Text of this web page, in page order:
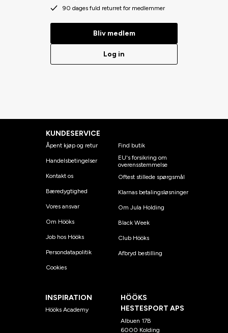
90 dages fuld returret for medlemmer
Bliv medlem
Log in
KUNDESERVICE
Åpent kjøp og retur
Handelsbetingelser
Kontakt os
Bæredygtighed
Vores ansvar
Om Hööks
Job hos Hööks
Persondatapolitik
Cookies
Find butik
EU's forsikring om
overensstemmelse
Oftest stillede spørgsmål
Klarnas betalingsløsninger
Om Jula Holding
Black Week
Club Hööks
Afbryd bestilling
INSPIRATION
Hööks Academy
HÖÖKS
HESTESPORT APS
Albuen 17B
6000 Kolding